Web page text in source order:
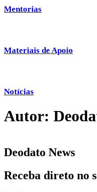
Mentorias
Materiais de Apoio
Notícias
Autor:
Deodato News
Receba direto no